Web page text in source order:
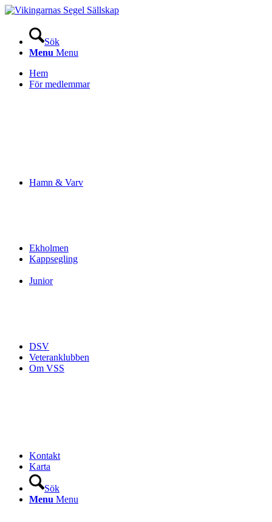
Sök
Menu Menu
Hem
För medlemmar
Hamn & Varv
Ekholmen
Kappsegling
Junior
DSV
Veteranklubben
Om VSS
Kontakt
Karta
Sök
Menu Menu